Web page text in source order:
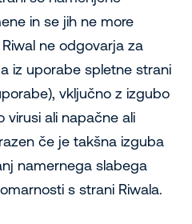
in se jih ne more
ne odgovarja za
iz uporabe spletne strani
vključno z izgubo
virusi ali napačne ali
če je takšna izguba
namernega slabega
s strani Riwala.